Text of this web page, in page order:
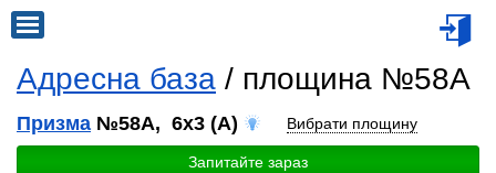
Адресна база / площина №58A
Призма №58A, 6x3 (A) Вибрати площину
Запитайте зараз